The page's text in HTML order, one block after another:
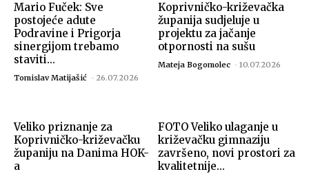
Mario Fuček: Sve
postojeće adute
Podravine i Prigorja
sinergijom trebamo
staviti...
Tomislav Matijašić - 26.07.2026
Koprivničko-križevačka
županija sudjeluje u
projektu za jačanje
otpornosti na sušu
Mateja Bogomolec - 10.07.2026
Veliko priznanje za
Koprivničko-križevačku
županiju na Danima HOK-
a
FOTO Veliko ulaganje u
križevačku gimnaziju
završeno, novi prostori za
kvalitetnije...